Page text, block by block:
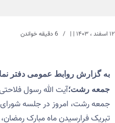
۱۲ اسفند ، ۱۴۰۳ | |
به گزارش روابط عمومی دفتر
جمعه رشت؛آیت الله رسول
جمعه رشت، امروز در جلسه
تبریک فرارسیدن ماه مبارک